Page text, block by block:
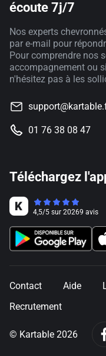
écoute 7j/7
Nos experts
par e-mail pour
Pour comprendre nos
accompagnement ou
n'hésitez pas à les
01 76 38 08 47
Téléchargez
4,5/5 sur 20269 avis
Contact Aide
Recrutement
© Kartable 2026